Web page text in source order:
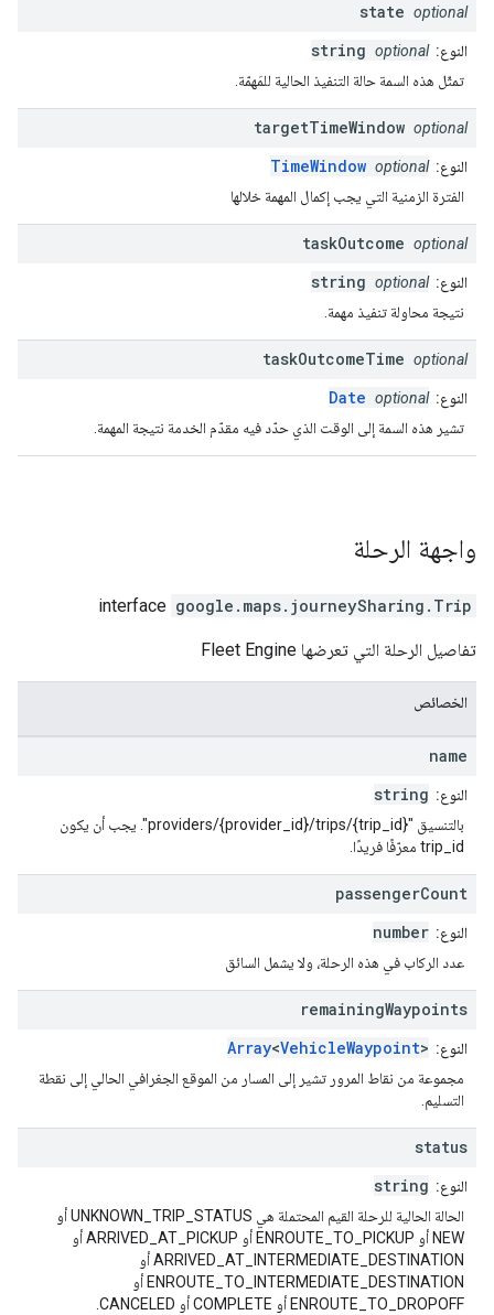
state optional
النوع: string optional
تمثّل هذه السمة حالة التنفيذ الحالية للمَهمّة.
targetTimeWindow optional
النوع: TimeWindow optional
الفترة الزمنية التي يجب إكمال المهمة خلالها
taskOutcome optional
النوع: string optional
نتيجة محاولة تنفيذ مهمة.
taskOutcomeTime optional
النوع: Date optional
تشير هذه السمة إلى الوقت الذي حدّد فيه مقدّم الخدمة نتيجة المهمة.
واجهة الرحلة
google.maps.journeySharing . Trip
تفاصيل الرحلة التي تعرضها Fleet Engine
الخصائص
name
النوع: string
بالتنسيق "providers/{provider_id}/trips/{trip_id}". يجب أن يكون
trip_id معرّفًا فريدًا.
passengerCount
النوع: number
عدد الركاب في هذه الرحلة، ولا يشمل السائق
remainingWaypoints
النوع: Array<VehicleWaypoint>
مجموعة من نقاط المرور تشير إلى المسار من الموقع الجغرافي الحالي إلى نقطة
التسليم.
status
النوع: string
الحالة الحالية للرحلة القيم المحتملة هي UNKNOWN_TRIP_STATUS أو
NEW أو ENROUTE_TO_PICKUP أو ARRIVED_AT_PICKUP أو
ARRIVED_AT_INTERMEDIATE_DESTINATION أو
ENROUTE_TO_INTERMEDIATE_DESTINATION أو
ENROUTE_TO_DROPOFF أو COMPLETE أو CANCELED.